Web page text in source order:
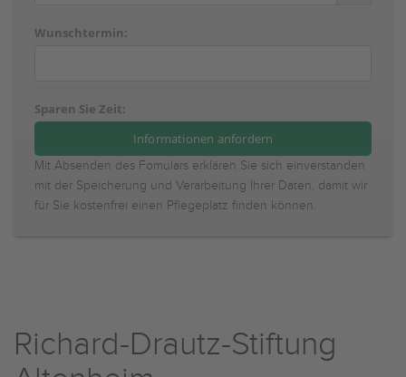
Wunschtermin:
Sparen Sie Zeit:
Mit Absenden des Fomulars erklären Sie sich einverstanden
mit der Speicherung und Verarbeitung Ihrer Daten, damit wir
für Sie kostenfrei einen Pflegeplatz finden können.
Richard-Drautz-Stiftung